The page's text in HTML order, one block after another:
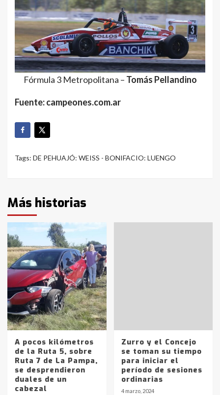
Fórmula 3 Metropolitana – Tomás Pellandino
Fuente: campeones.com.ar
Tags: DE PEHUAJÓ: WEISS - BONIFACIO: LUENGO
Más historias
A pocos kilómetros
de la Ruta 5, sobre
Ruta 7 de La Pampa,
se desprendieron
duales de un
cabezal
Zurro y el Concejo
se toman su tiempo
para iniciar el
período de sesiones
ordinarias
4 marzo, 2024